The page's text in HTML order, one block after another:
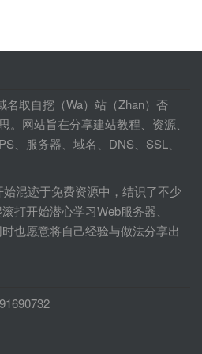
名取自挖（Wa）站（Zhan）否
。网站旨在分享建站教程、资源、
、服务器、域名、DNS、SSL、
混迹于免费资源中，结识了不少
打开始潜心学习Web服务器、
也愿意将自己经验与做法分享出